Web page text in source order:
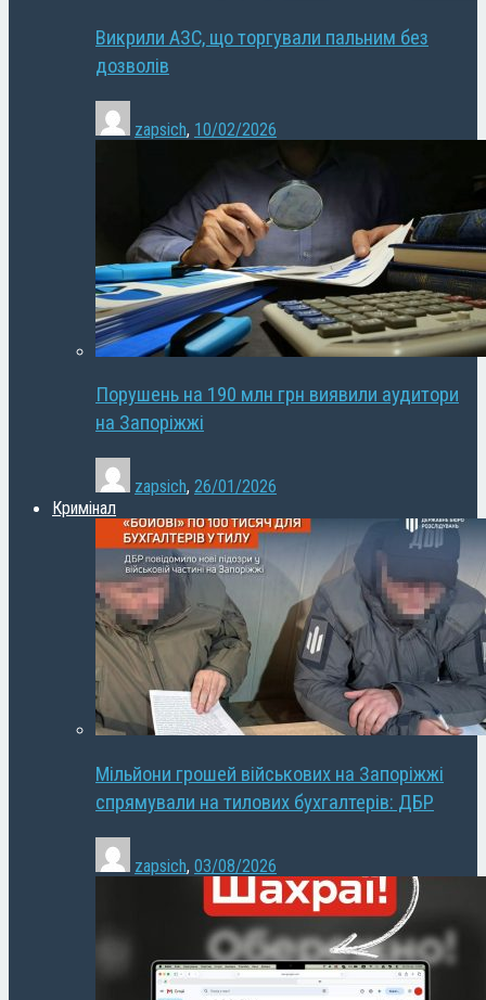
Викрили АЗС, що торгували пальним без
дозволів
zapsich, 10/02/2026
Порушень на 190 млн грн виявили аудитори
на Запоріжжі
zapsich, 26/01/2026
Кримінал
Мільйони грошей військових на Запоріжжі
спрямували на тилових бухгалтерів: ДБР
zapsich, 03/08/2026